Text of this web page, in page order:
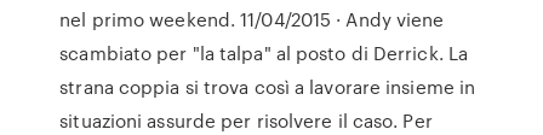
nel primo weekend. 11/04/2015 · Andy viene
scambiato per "la talpa" al posto di Derrick. La
strana coppia si trova così a lavorare insieme in
situazioni assurde per risolvere il caso. Per